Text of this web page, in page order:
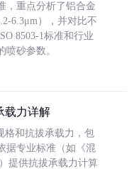
，重点分析了铝合金
6.3μm），并对比不
8503-1标准和行业
砂参数。
载力详解
格和抗拔承载力，包
据专业标准（如《混
提供抗拔承载力计算